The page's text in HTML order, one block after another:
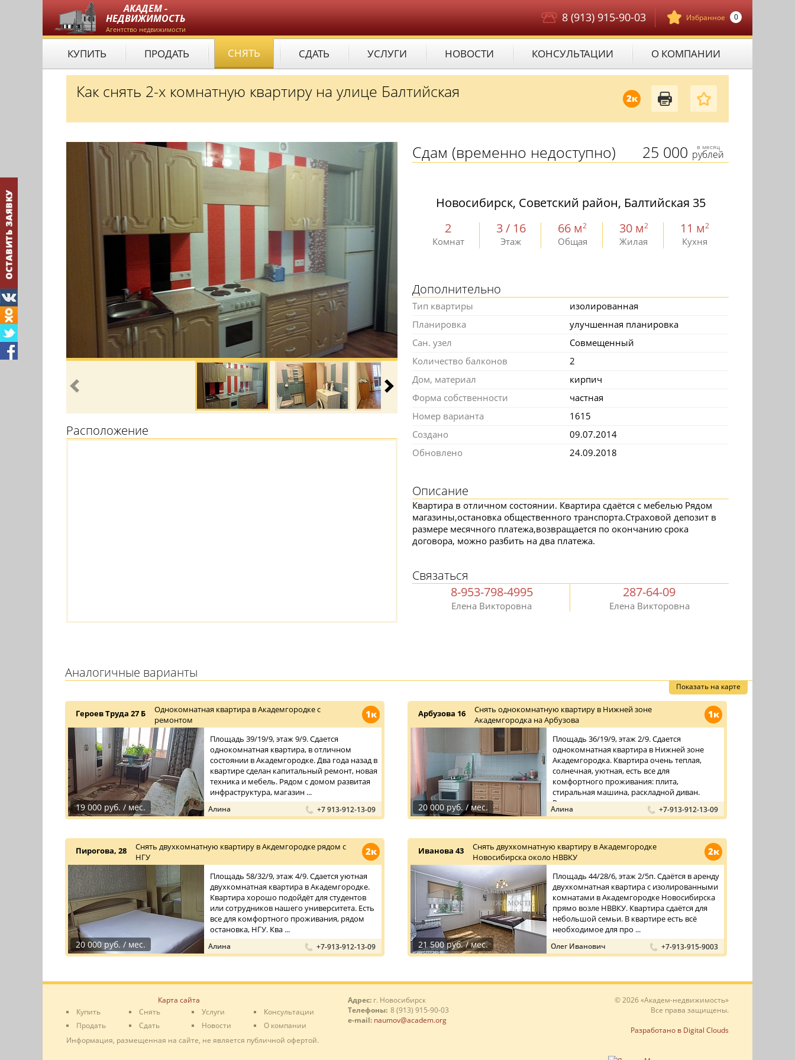
АКАДЕМ -
НЕДВИЖИМОСТЬ
Агентство недвижимости
Избранное 0
8 (913) 915-90-03
КУПИТЬ ПРОДАТЬ СНЯТЬ СДАТЬ УСЛУГИ НОВОСТИ КОНСУЛЬТАЦИИ О КОМПАНИИ
2к
Как снять 2-х комнатную квартиру на улице Балтийская
Расположение
25 000 в месяц
рублей
Сдам (временно недоступно)
Новосибирск, Советский район, Балтийская 35
2
Комнат
3 / 16
Этаж
66 м2
Общая
30 м2
Жилая
11 м2
Кухня
Дополнительно
Тип квартиры
изолированная
Планировка
улучшенная планировка
Сан. узел
Совмещенный
Количество балконов
2
Дом, материал
кирпич
Форма собственности
частная
Номер варианта
1615
Создано
09.07.2014
Обновлено
24.09.2018
Описание
Квартира в отличном состоянии. Квартира сдаётся с мебелью Рядом
магазины,остановка общественного транспорта.Страховой депозит в
размере месячного платежа,возвращается по окончанию срока
договора, можно разбить на два платежа.
Связаться
8-953-798-4995
Елена Викторовна
287-64-09
Елена Викторовна
Аналогичные варианты
Показать на карте
1к
Героев Труда 27 Б
Однокомнатная квартира в Академгородке с
ремонтом
19 000 руб. / мес.
Площадь 39/19/9, этаж 9/9. Сдается
однокомнатная квартира, в отличном
состоянии в Академгородке. Два года назад в
квартире сделан капитальный ремонт, новая
техника и мебель. Рядом с домом развитая
инфраструктура, магазин ...
Алина +7 913-912-13-09
1к
Арбузова 16
Снять однокомнатную квартиру в Нижней зоне
Академгородка на Арбузова
20 000 руб. / мес.
Площадь 36/19/9, этаж 2/9. Сдается
однокомнатная квартира в Нижней зоне
Академгородка. Квартира очень теплая,
солнечная, уютная, есть все для
комфортного проживания: плита,
стиральная машина, раскладной диван.
Рядом с до ...
Алина +7-913-912-13-09
2к
Пирогова, 28
Снять двухкомнатную квартиру в Акдемгородке рядом с
НГУ
20 000 руб. / мес.
Площадь 58/32/9, этаж 4/9. Сдается уютная
двухкомнатная квартира в Академгородке.
Квартира хорошо подойдёт для студентов
или сотрудников нашего университета. Есть
все для комфортного проживания, рядом
остановка, НГУ. Ква ...
Алина +7-913-912-13-09
2к
Иванова 43
Снять двухкомнатную квартиру в Академгородке
Новосибирска около НВВКУ
21 500 руб. / мес.
Площадь 44/28/6, этаж 2/5п. Сдаётся в аренду
двухкомнатная квартира с изолированными
комнатами в Академгородке Новосибирска
прямо возле НВВКУ. Квартира сдаётся для
небольшой семьи. В квартире есть всё
необходимое для про ...
Олег Иванович +7-913-915-9003
Карта сайта
Купить
Продать
Снять
Сдать
Услуги
Новости
Консультации
О компании
Информация, размещенная на сайте, не является публичной офертой.
Адрес: г. Новосибирск
Телефоны: 8 (913) 915-90-03
e-mail: naumov@academ.org
© 2026 «Академ-недвижимость»
Все права защищены.
Разработано в Digital Clouds